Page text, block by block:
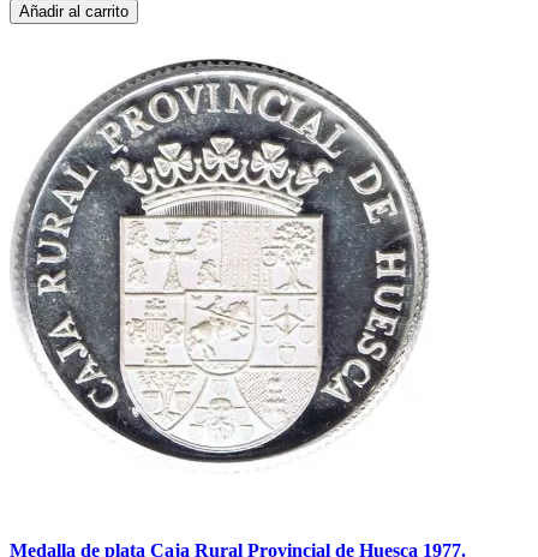
Añadir al carrito
Medalla de plata Caja Rural Provincial de Huesca 1977.